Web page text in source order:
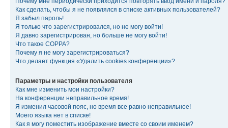
Как сделать, чтобы я не появлялся в списке активных пользователей?
Я забыл пароль!
Я только что зарегистрировался, но не могу войти!
Я давно зарегистрирован, но больше не могу войти!
Что такое COPPA?
Почему я не могу зарегистрироваться?
Что делает функция «Удалить cookies конференции»?
Параметры и настройки пользователя
Как мне изменить мои настройки?
На конференции неправильное время!
Я изменил часовой пояс, но время все равно неправильное!
Моего языка нет в списке!
Как я могу поместить изображение вместе со своим именем?